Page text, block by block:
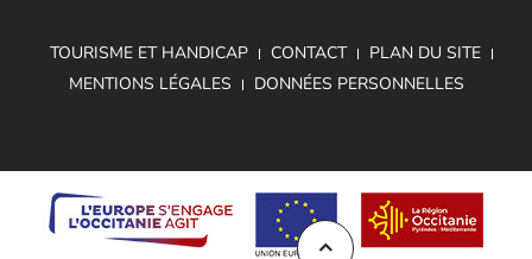
TOURISME ET HANDICAP CONTACT
PLAN DU SITE
MENTIONS LÉGALES
DONNÉES PERSONNELLES